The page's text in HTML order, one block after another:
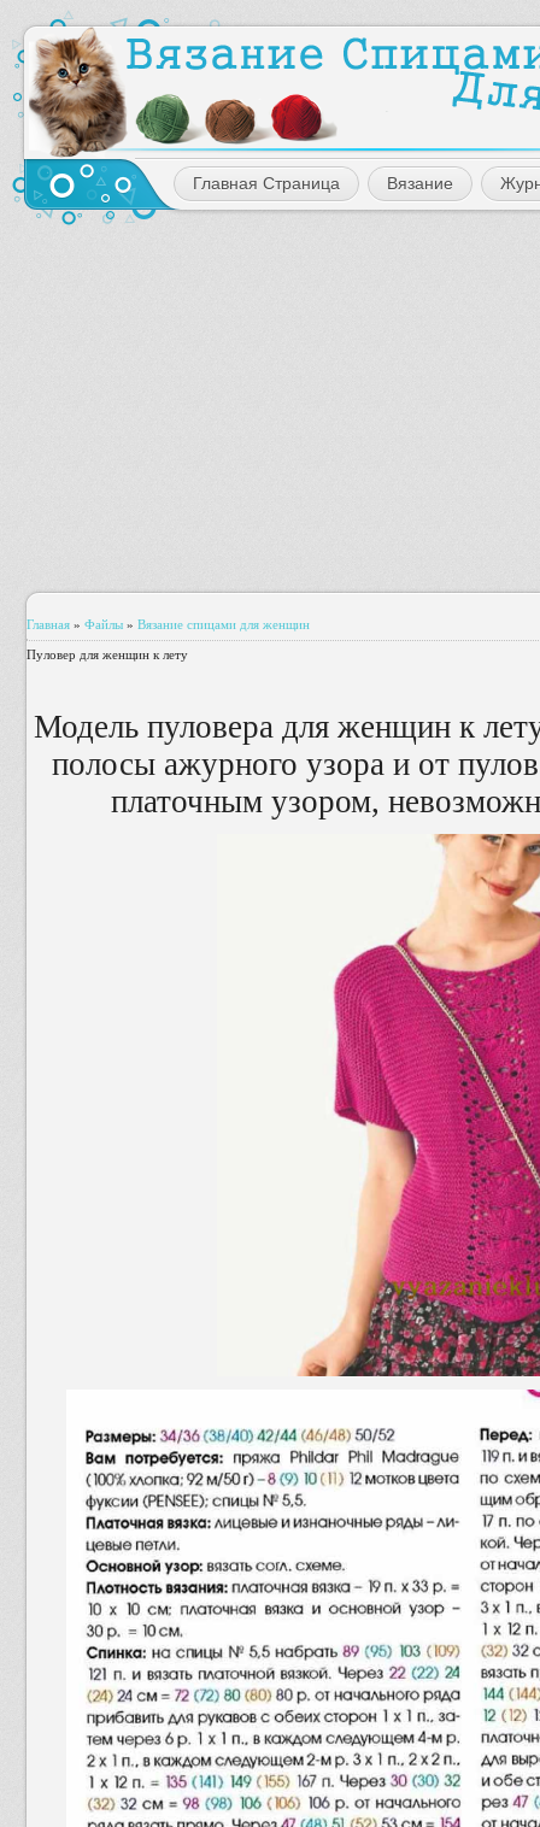
Главная Страница Вязание
Главная » Файлы » Вязание спицами для женщин
Пуловер для женщин к лету
Модель пуловера для женщин к
полосы ажурного узора и от
платочным узором,